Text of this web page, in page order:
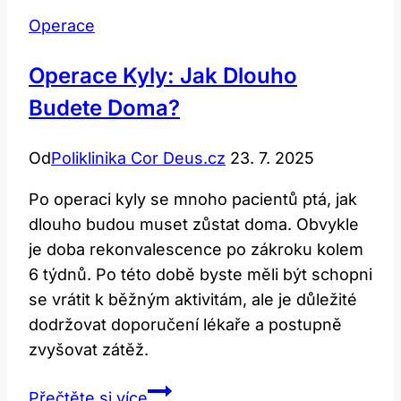
Operace
Operace Kyly: Jak Dlouho
Budete Doma?
OdPoliklinika Cor Deus.cz 23. 7. 2025
Po operaci kyly se mnoho pacientů ptá, jak
dlouho budou muset zůstat doma. Obvykle
je doba rekonvalescence po zákroku kolem
6 týdnů. Po této době byste měli být schopni
se vrátit k běžným aktivitám, ale je důležité
dodržovat doporučení lékaře a postupně
zvyšovat zátěž.
Operace